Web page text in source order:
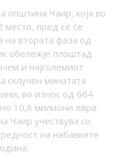
општина Чаир, која во
пред сè се
на втората фаза од
обележје плоштад
и најголемиот
склучен минатата
во износ од 664
10,8 милиони евра.
Чаир учествува со
на набавките